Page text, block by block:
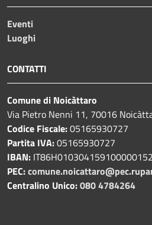
Eventi
Luoghi
CONTATTI
Comune di Noicàttaro
Via Pietro Nenni 11, 70016
Codice Fiscale:05165930727
Partita IVA:05165930727
IBAN:
PEC:
Centralino Unico:080 4784264